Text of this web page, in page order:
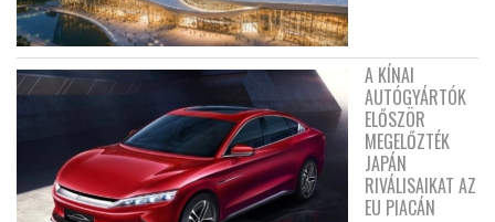
A KÍNAI
AUTÓGYÁRTÓK
ELŐSZÖR
MEGELŐZTÉK
JAPÁN
RIVÁLISAIKAT AZ
EU PIACÁN